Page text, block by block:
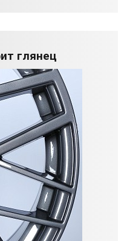
глянец